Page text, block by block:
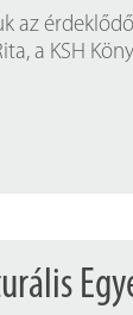
az
a KSH